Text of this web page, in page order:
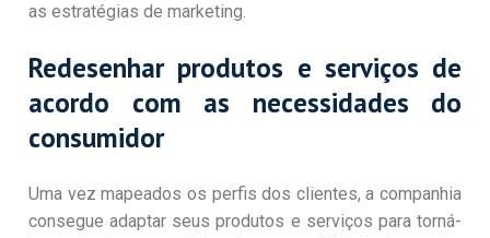
as estratégias de marketing.
Redesenhar produtos e serviços de
acordo com as necessidades do
consumidor
Uma vez mapeados os perfis dos clientes, a companhia
consegue adaptar seus produtos e serviços para torná-